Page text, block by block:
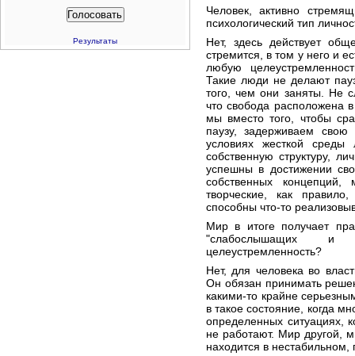
Человек, активно
психологический тип
Нет, здесь действует
стремится, в том у него и
любую
Такие люди не делают
того, чем они заняты. Не
что свобода расположена
мы вместо того, чтобы
паузу, задерживаем
условиях жесткой
собственную структуру,
успешны в достижении
собственных
творческие, как
способны что-то
Мир в итоге получает
"слабослышащих и
целеустремленность?
Нет, для человека во
Он обязан принимать
какими-то крайне
в такое состояние, когда
определенных ситуациях,
не работают. Мир другой,
находится в
Результаты